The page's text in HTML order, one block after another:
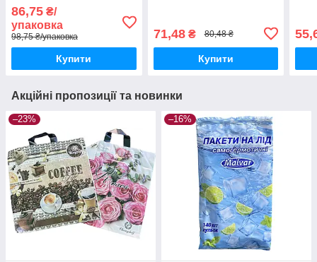
86,75 ₴/
упаковка
98,75 ₴/упаковка
Купити
71,48₴ 80,48 ₴
Купити
Акційні пропозиції та новинки
–23% –16%